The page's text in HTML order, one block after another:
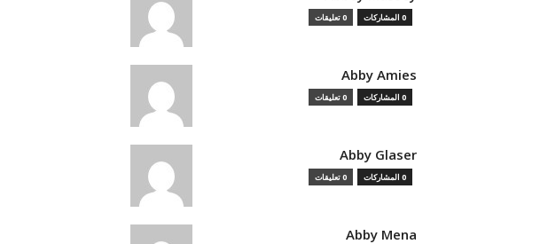
0 المشاركات 0 تعليقات
Abby Amies
0 المشاركات 0 تعليقات
Abby Glaser
0 المشاركات 0 تعليقات
Abby Mena